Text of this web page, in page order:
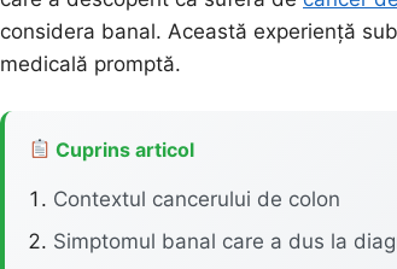
considera banal. Această experiență
medicală promptă.
Cuprins articol
Contextul cancerului de colon
Simptomul banal care a dus la